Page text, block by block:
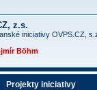
z.s.
iniciativy OVPS.CZ,
Böhm
Projekty iniciativy